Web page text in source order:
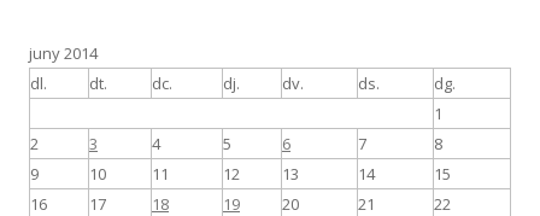
juny 2014
dl.
dt. dc. dj. dv. ds. dg.
1
2
3 4 5 6 7
8
9
10 11 12 13 14
15
16
17 18 19 20 21
22